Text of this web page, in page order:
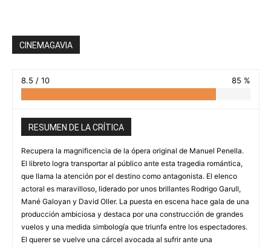
CINEMAGAVIA
8.5 / 10 85 %
RESUMEN DE LA CRÍTICA
Recupera la magnificencia de la ópera original de Manuel Penella.
El libreto logra transportar al público ante esta tragedia romántica,
que llama la atención por el destino como antagonista. El elenco
actoral es maravilloso, liderado por unos brillantes Rodrigo Garull,
Mané Galoyan y David Oller. La puesta en escena hace gala de una
producción ambiciosa y destaca por una construcción de grandes
vuelos y una medida simbología que triunfa entre los espectadores.
El querer se vuelve una cárcel avocada al sufrir ante una